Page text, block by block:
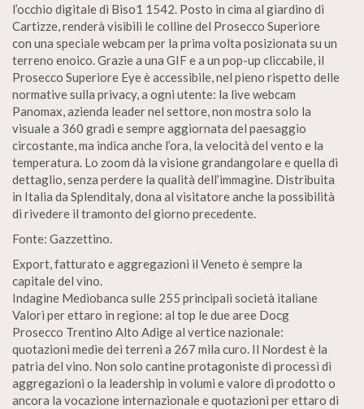
l’occhio digitale di Biso1 1542. Posto in cima al giardino di
Cartizze, renderà visibili le colline del Prosecco Superiore
con una speciale webcam per la prima volta posizionata su un
terreno enoico. Grazie a una GIF e a un pop-up cliccabile, il
Prosecco Superiore Eye è accessibile, nel pieno rispetto delle
normative sulla privacy, a ogni utente: la live webcam
Panomax, azienda leader nel settore, non mostra solo la
visuale a 360 gradi e sempre aggiornata del paesaggio
circostante, ma indica anche l’ora, la velocità del vento e la
temperatura. Lo zoom dà la visione grandangolare e quella di
dettaglio, senza perdere la qualità dell’immagine. Distribuita
in Italia da Splenditaly, dona al visitatore anche la possibilità
di rivedere il tramonto del giorno precedente.
Fonte: Gazzettino.
Export, fatturato e aggregazioni il Veneto è sempre la
capitale del vino.
Indagine Mediobanca sulle 255 principali società italiane
Valori per ettaro in regione: al top le due aree Docg
Prosecco Trentino Alto Adige al vertice nazionale:
quotazioni medie dei terreni a 267 mila curo. Il Nordest è la
patria del vino. Non solo cantine protagoniste di processi di
aggregazioni o la leadership in volumi e valore di prodotto o
ancora la vocazione internazionale e quotazioni per ettaro di